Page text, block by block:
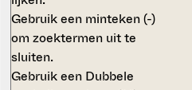
Gebruik een minteken (-)
om zoektermen uit te
sluiten.
Gebruik een Dubbele